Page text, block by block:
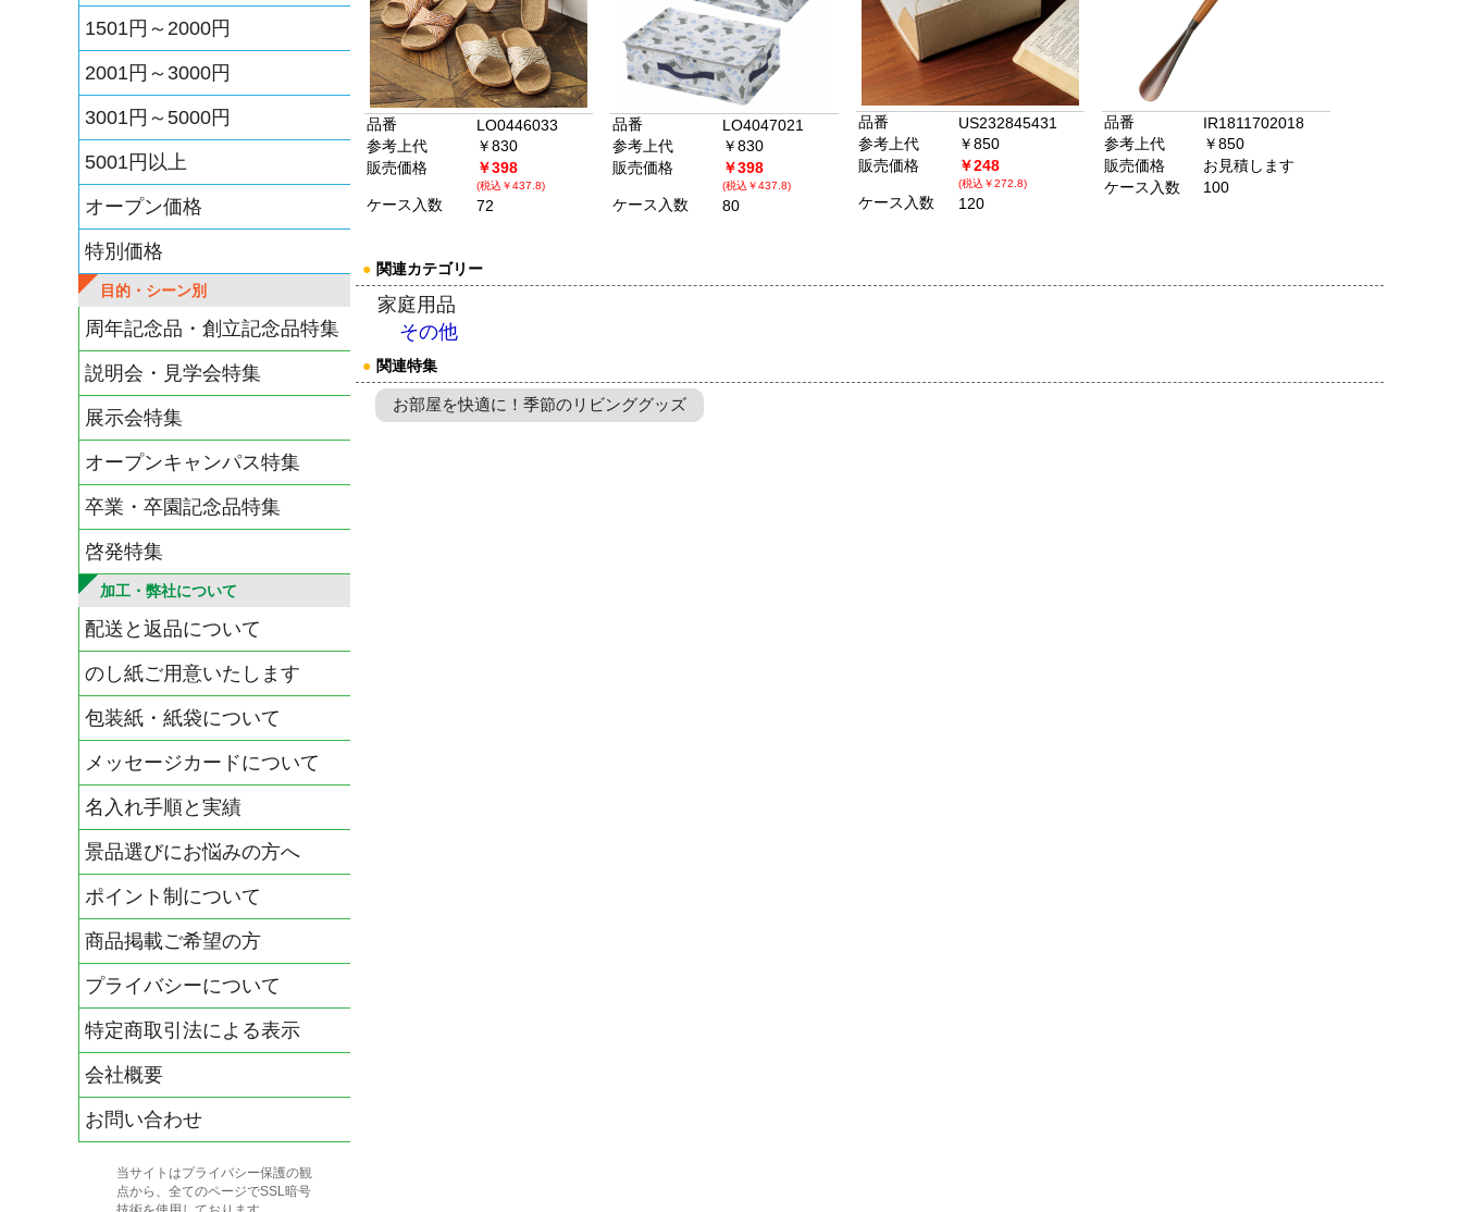
1501円～2000円
2001円～3000円
3001円～5000円
5001円以上
オープン価格
特別価格
目的・シーン別
周年記念品・創立記念品特集
説明会・見学会特集
展示会特集
オープンキャンパス特集
卒業・卒園記念品特集
啓発特集
加工・弊社について
配送と返品について
のし紙ご用意いたします
包装紙・紙袋について
メッセージカードについて
名入れ手順と実績
景品選びにお悩みの方へ
ポイント制について
商品掲載ご希望の方
プライバシーについて
特定商取引法による表示
会社概要
お問い合わせ
当サイトはプライバシー保護の観
点から、全てのページでSSL暗号
品番
LO0446033
参考上代
￥830
販売価格
￥398
(税込￥437.8)
ケース入数 72
品番
LO4047021
参考上代
￥830
販売価格
￥398
(税込￥437.8)
ケース入数 80
品番
US232845431
参考上代
￥850
販売価格
￥248
(税込￥272.8)
ケース入数 120
品番
IR1811702018
参考上代
￥850
販売価格
お見積します
ケース入数
100
● 関連カテゴリー
家庭用品
その他
● 関連特集
お部屋を快適に！季節のリビンググッズ